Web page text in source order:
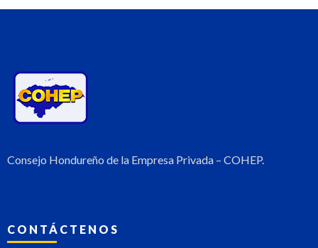
Consejo Hondureño de la Empresa Privada – COHEP.
CONTÁCTENOS